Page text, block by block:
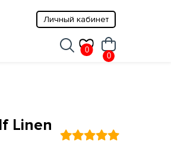
0
Личный кабинет
0
Linen